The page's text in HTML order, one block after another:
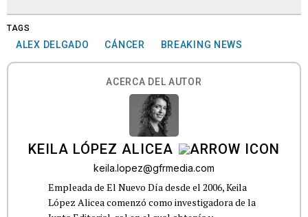
TAGS
ALEX DELGADO CÁNCER BREAKING NEWS
ACERCA DEL AUTOR
KEILA LÓPEZ ALICEA
keila.lopez@gfrmedia.com
Empleada de El Nuevo Día desde el 2006, Keila
López Alicea comenzó como investigadora de la